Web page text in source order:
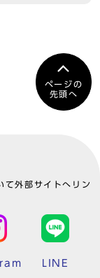
ページの
先頭へ
て外部サイトへリン
LINE